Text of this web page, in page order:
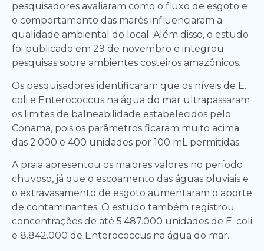
pesquisadores avaliaram como o fluxo de esgoto e
o comportamento das marés influenciaram a
qualidade ambiental do local. Além disso, o estudo
foi publicado em 29 de novembro e integrou
pesquisas sobre ambientes costeiros amazônicos.
Os pesquisadores identificaram que os níveis de E.
coli e Enterococcus na água do mar ultrapassaram
os limites de balneabilidade estabelecidos pelo
Conama, pois os parâmetros ficaram muito acima
das 2.000 e 400 unidades por 100 mL permitidas.
A praia apresentou os maiores valores no período
chuvoso, já que o escoamento das águas pluviais e
o extravasamento de esgoto aumentaram o aporte
de contaminantes. O estudo também registrou
concentrações de até 5.487.000 unidades de E. coli
e 8.842.000 de Enterococcus na água do mar.